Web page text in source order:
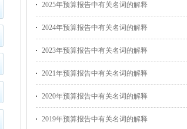
2025年预算报告中有关名词的解释
2024年预算报告中有关名词的解释
2023年预算报告中有关名词的解释
2021年预算报告中有关名词的解释
2020年预算报告中有关名词的解释
2019年预算报告中有关名词的解释